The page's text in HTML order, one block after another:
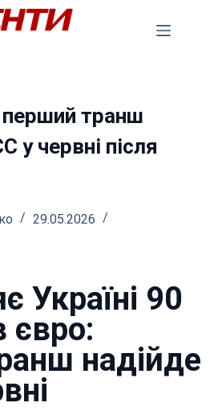
перший транш
у червні після
29.05.2026
Україні 90
євро:
надійде